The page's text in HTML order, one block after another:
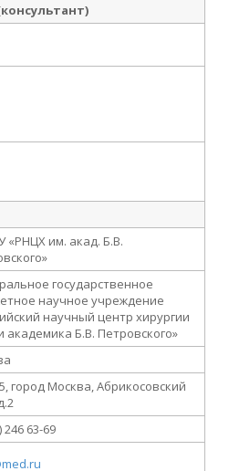
«РНЦХ им. акад. Б.В.
государственное
научное учреждение
научный центр хирургии
академика Б.В. Петровского»
город Москва, Абрикосовский
246 63-69